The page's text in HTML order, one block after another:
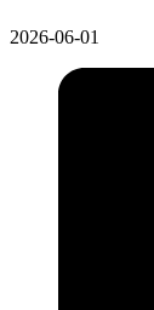
2026-06-01